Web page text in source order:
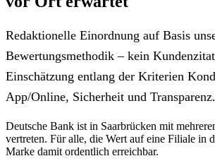
Redaktionelle Einordnung auf Basis
Bewertungsmethodik – kein
Einschätzung entlang der Kriterien
App/Online, Sicherheit und Transparenz.
Deutsche Bank ist in Saarbrücken mit
vertreten. Für alle, die Wert auf eine Filiale in
Marke damit ordentlich erreichbar.